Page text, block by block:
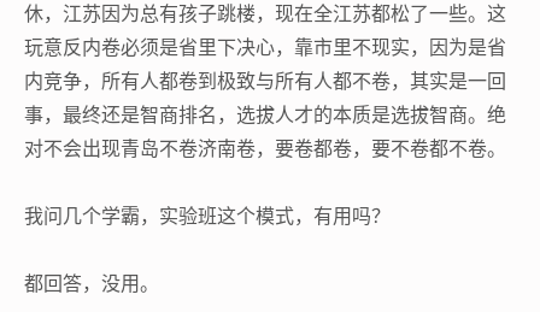
休，江苏因为总有孩子跳楼，现在全江苏都松了一些。这
玩意反内卷必须是省里下决心，靠市里不现实，因为是省
内竞争，所有人都卷到极致与所有人都不卷，其实是一回
事，最终还是智商排名，选拔人才的本质是选拔智商。绝
对不会出现青岛不卷济南卷，要卷都卷，要不卷都不卷。
我问几个学霸，实验班这个模式，有用吗？
都回答，没用。